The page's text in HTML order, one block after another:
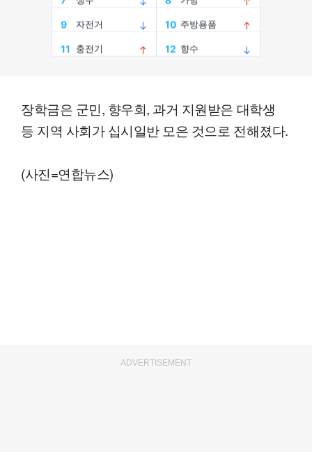
장학금은 군민, 향우회, 과거 지원받은 대학생
등 지역 사회가 십시일반 모은 것으로 전해졌다.
(사진=연합뉴스)
ADVERTISEMENT